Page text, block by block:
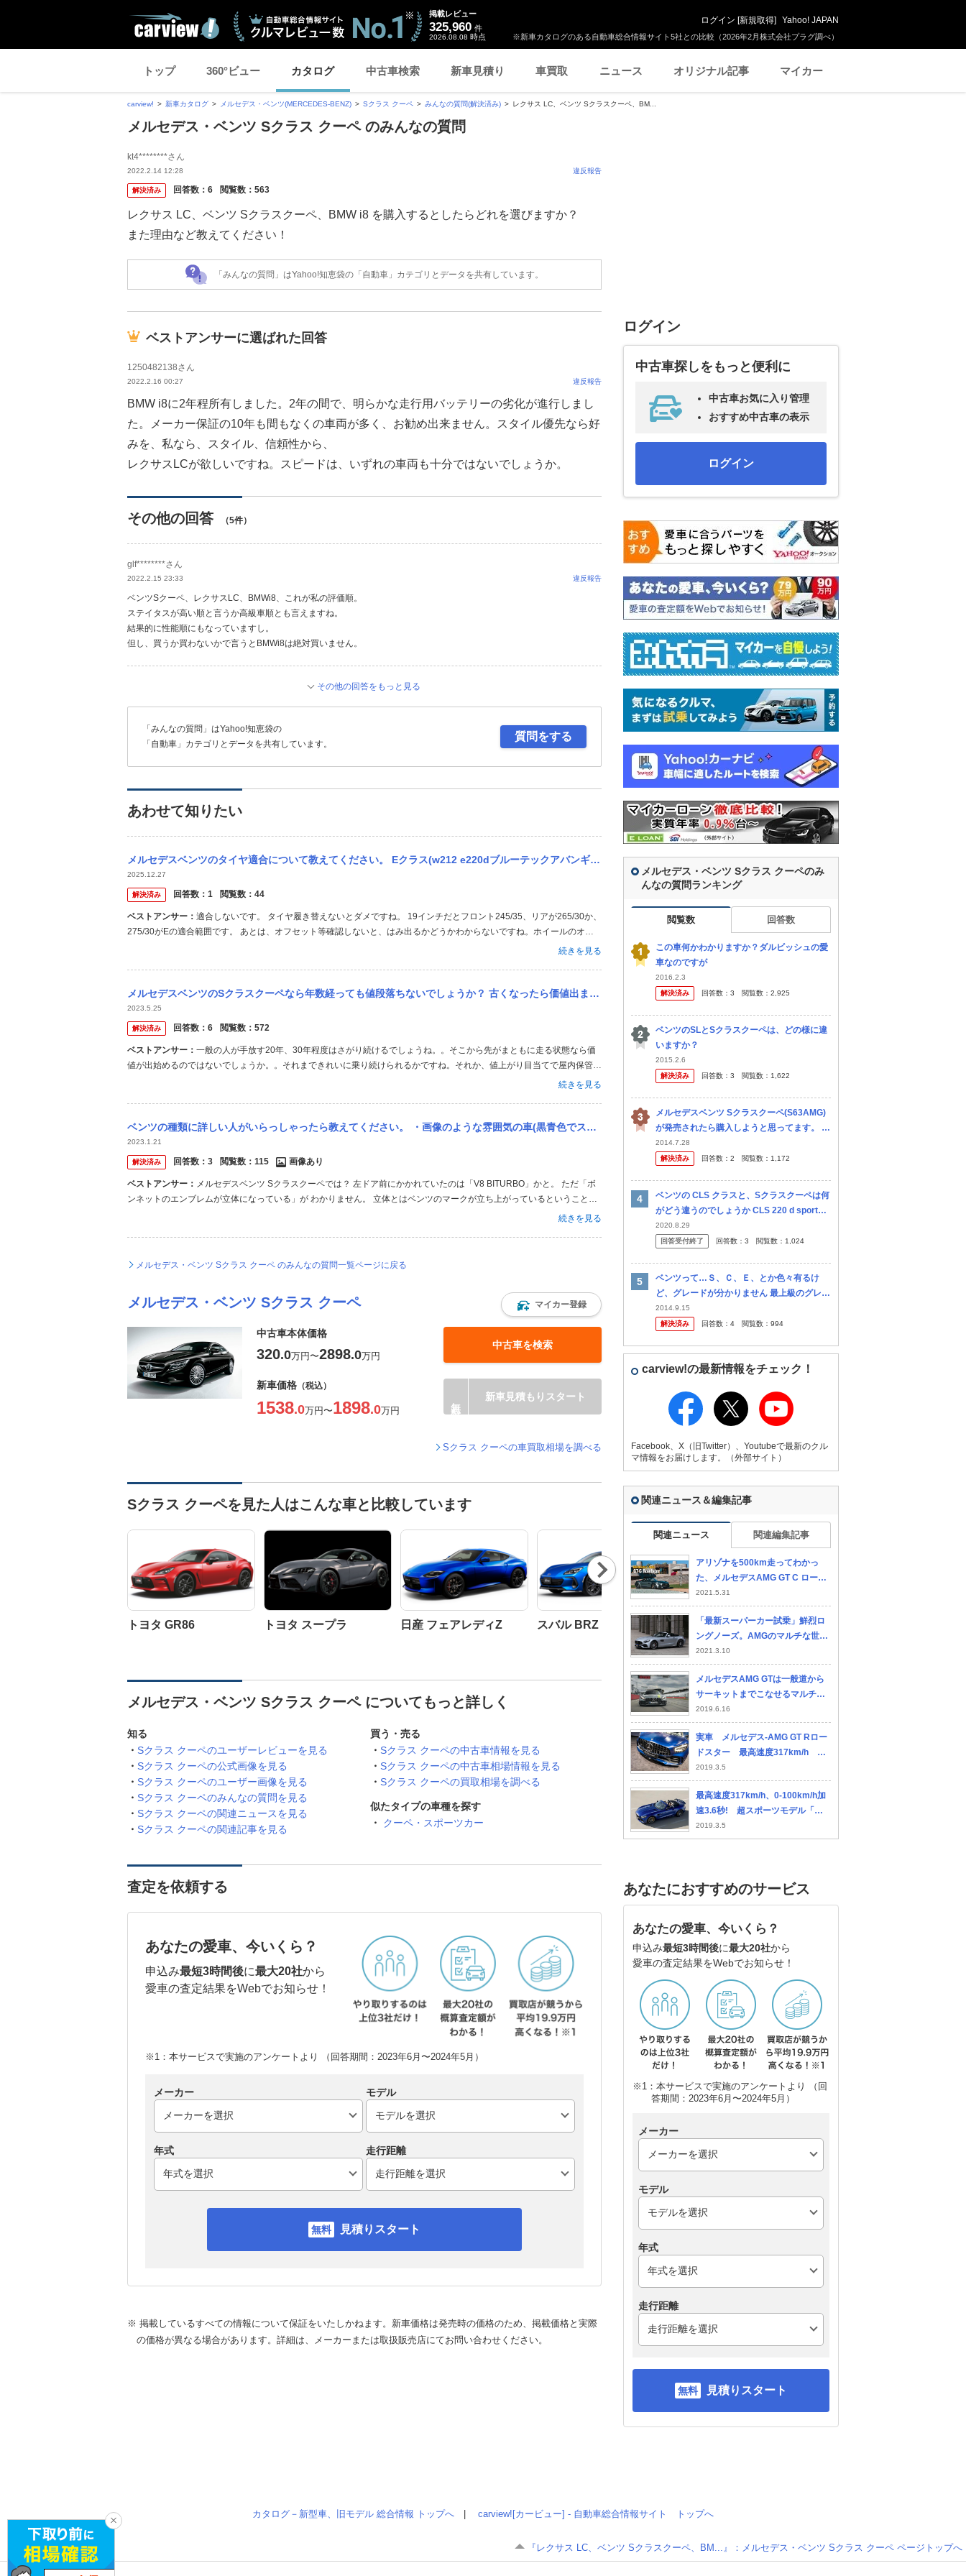
※新車カタログのある自動車総合情報サイト5社との比較（2026年2月株式会社プラグ調べ）
掲載レビュー
325,960 件
2026.08.08 時点
ログイン [新規取得] Yahoo! JAPAN
トップ 360°ビュー カタログ 中古車検索 新車見積り 車買取 ニュース オリジナル記事 マイカー
carview! 新車カタログ メルセデス・ベンツ(MERCEDES-BENZ) Sクラス クーペ みんなの質問(解決済み) レクサス LC、ベンツ Sクラスクーペ、BM...
メルセデス・ベンツ Sクラス クーペ のみんなの質問
kt4********さん
2022.2.14 12:28 違反報告
解決済み 回答数： 6 閲覧数： 563
レクサス LC、ベンツ Sクラスクーペ、BMW i8 を購入するとしたらどれを選びますか？
また理由など教えてください！
「みんなの質問」はYahoo!知恵袋の「自動車」カテゴリとデータを共有しています。
ベストアンサーに選ばれた回答
1250482138さん
2022.2.16 00:27 違反報告
BMW i8に2年程所有しました。2年の間で、明らかな走行用バッテリーの劣化が進行しまし
た。メーカー保証の10年も間もなくの車両が多く、お勧め出来ません。スタイル優先なら好
みを、私なら、スタイル、信頼性から、
レクサスLCが欲しいですね。スピードは、いずれの車両も十分ではないでしょうか。
その他の回答 （5件）
glf********さん
2022.2.15 23:33 違反報告
ベンツSクーペ、レクサスLC、BMWi8、これが私の評価順。
ステイタスが高い順と言うか高級車順とも言えますね。
結果的に性能順にもなっていますし。
但し、買うか買わないかで言うとBMWi8は絶対買いません。
その他の回答をもっと見る
「みんなの質問」はYahoo!知恵袋の
「自動車」カテゴリとデータを共有しています。
質問をする
あわせて知りたい
メルセデスベンツのタイヤ適合について教えてください。 Eクラス(w212 e220dブルーテックアバンギャルド)純正のフロント245/40R/18、リア265/35R/18からSクラスクーペ純正...
2025.12.27
解決済み 回答数： 1 閲覧数： 44
ベストアンサー： 適合しないです。 タイヤ履き替えないとダメですね。 19インチだとフロント245/35、リアが265/30か、
275/30がEの適合範囲です。 あとは、オフセット等確認しないと、はみ出るかどうかわからないですね。ホイールのオフ
続きを見る
メルセデスベンツのSクラスクーペなら年数経っても値段落ちないでしょうか？ 古くなったら価値出ますか？30年くらい前のSクーペが結構良い値段で売っているので現行も古くなったら価値出ないでしょうか？
2023.5.25
解決済み 回答数： 6 閲覧数： 572
ベストアンサー： 一般の人が手放す20年、30年程度はさがり続けるでしょうね。。そこから先がまともに走る状態なら価
値が出始めるのではないでしょうか。。それまできれいに乗り続けられるかですね。それか、値上がり目当てで屋内保管す
続きを見る
ベンツの種類に詳しい人がいらっしゃったら教えてください。 ・画像のような雰囲気の車(黒青色でスタイリッシュ) ・ボンネットについてるエンブレムが立体になっている ・天井も窓のようにガラスになっ...
2023.1.21
解決済み 回答数： 3 閲覧数： 115 画像あり
ベストアンサー： メルセデスベンツ Sクラスクーペでは？ 左ドア前にかかれていたのは「V8 BITURBO」かと。 ただ「ボ
ンネットのエンブレムが立体になっている」が わかりません。 立体とはベンツのマークが立ち上がっているということで
続きを見る
メルセデス・ベンツ Sクラス クーペ のみんなの質問一覧ページに戻る
メルセデス・ベンツ Sクラス クーペ マイカー登録
中古車本体価格
320.0万円〜2898.0万円
中古車を検索
新車価格 （税込）
1538.0万円〜1898.0万円
新車見積もりスタート
Sクラス クーペの車買取相場を調べる
Sクラス クーペを見た人はこんな車と比較しています
トヨタ GR86 トヨタ スープラ 日産 フェアレディZ スバル BRZ ポルシェ 911 ホンダ プレリュード
Nex
t
メルセデス・ベンツ Sクラス クーペ についてもっと詳しく
知る
Sクラス クーペのユーザーレビューを見る
Sクラス クーペの公式画像を見る
Sクラス クーペのユーザー画像を見る
Sクラス クーペのみんなの質問を見る
Sクラス クーペの関連ニュースを見る
Sクラス クーペの関連記事を見る
買う・売る
Sクラス クーペの中古車情報を見る
Sクラス クーペの中古車相場情報を見る
Sクラス クーペの買取相場を調べる
似たタイプの車種を探す
クーペ・スポーツカー
査定を依頼する
あなたの愛車、今いくら？
申込み最短3時間後に最大20社から
愛車の査定結果をWebでお知らせ！
※1：本サービスで実施のアンケートより （回答期間：2023年6月〜2024年5月）
メーカー モデル
年式 走行距離
見積りスタート
※ 掲載しているすべての情報について保証をいたしかねます。新車価格は発売時の価格のため、掲載価格と実際
の価格が異なる場合があります。詳細は、メーカーまたは取扱販売店にてお問い合わせください。
ログイン
中古車探しをもっと便利に
中古車お気に入り管理
おすすめ中古車の表示
ログイン
メルセデス・ベンツ Sクラス クーペのみ
んなの質問ランキング
閲覧数 回答数
この車何かわかりますか？ダルビッシュの愛
車なのですが
2016.2.3
解決済み
回答数： 3 閲覧数： 2,925
ベンツのSLとSクラスクーペは、どの様に違
いますか？
2015.2.6
解決済み
回答数： 3 閲覧数： 1,622
メルセデスベンツ Sクラスクーペ(S63AMG)
が発売されたら購入しようと思ってます。 ボ
ディーカラーで迷ってます ブラック、ホワイ
ト、シルバーどれがカッコいいと思います
2014.7.28
解決済み
回答数： 2 閲覧数： 1,172
ベンツの CLS クラスと、Sクラスクーペは何
がどう違うのでしょうか CLS 220 d sports
は、840万 S 450 4matic Coupe は、1560万
これほどの値段の...
2020.8.29
回答受付終了
回答数： 3 閲覧数： 1,024
ベンツって…Ｓ、Ｃ、Ｅ、とか色々有るけ
ど、グレードが分かりません 最上級のグレー
ドから教えてください
2014.9.15
解決済み
回答数： 4 閲覧数： 994
carview!の最新情報をチェック！
Facebook、X（旧Twitter）、Youtubeで最新のクル
マ情報をお届けします。（外部サイト）
関連ニュース＆編集記事
関連ニュース 関連編集記事
アリゾナを500km走ってわかっ
た、メルセデスAMG GT C ロード
スターの存在意義【Playback GE
NROQ 2017】
2021.5.31
「最新スーパーカー試乗」鮮烈ロ
ングノーズ。AMGのマルチな世界
を体現したGT Cロードスターのア
ピール力
2021.3.10
メルセデスAMG GTは一般道から
サーキットまでこなせるマルチグ
レードを持つスポーツカーだっ
た！
2019.6.16
実車 メルセデス-AMG GT Rロー
ドスター 最高速度317km/h ジ
ュネーブショー
2019.3.5
最高速度317km/h、0-100km/h加
速3.6秒! 超スポーツモデル「メ
ルセデスAMG GT Rロードスタ
ー」は、世界限定750台で発売!!
2019.3.5
あなたにおすすめのサービス
あなたの愛車、今いくら？
申込み最短3時間後に最大20社から
愛車の査定結果をWebでお知らせ！
※1：本サービスで実施のアンケートより （回
答期間：2023年6月〜2024年5月）
メーカー
モデル
年式
走行距離
見積りスタート
カタログ－新型車、旧モデル 総合情報 トップへ carview![カービュー] - 自動車総合情報サイト トップへ
『レクサス LC、ベンツ Sクラスクーペ、BM...』：メルセデス・ベンツ Sクラス クーペ ページトップへ